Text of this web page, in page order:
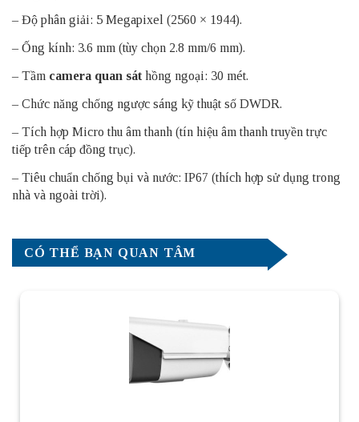
– Độ phân giải: 5 Megapixel (2560 × 1944).
– Ống kính: 3.6 mm (tùy chọn 2.8 mm/6 mm).
– Tầm camera quan sát hồng ngoại: 30 mét.
– Chức năng chống ngược sáng kỹ thuật số DWDR.
– Tích hợp Micro thu âm thanh (tín hiệu âm thanh truyền trực
tiếp trên cáp đồng trục).
– Tiêu chuẩn chống bụi và nước: IP67 (thích hợp sử dụng trong
nhà và ngoài trời).
CÓ THỂ BẠN QUAN TÂM